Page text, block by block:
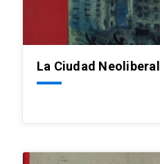
La Ciudad Neoliberal